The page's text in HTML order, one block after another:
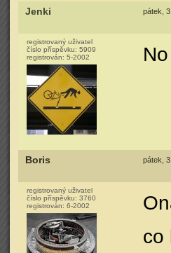
Jenki pátek,
registrovaný uživatel
číslo příspěvku: 5909
registrován: 5-2002
Boris pátek,
registrovaný uživatel
číslo příspěvku: 3760
registrován: 6-2002
co